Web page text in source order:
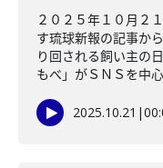
２０２５年１０月２
す琉球新報の記事か
り回される飼い主の
もべ」がＳＮＳを中
2025.10.21 |